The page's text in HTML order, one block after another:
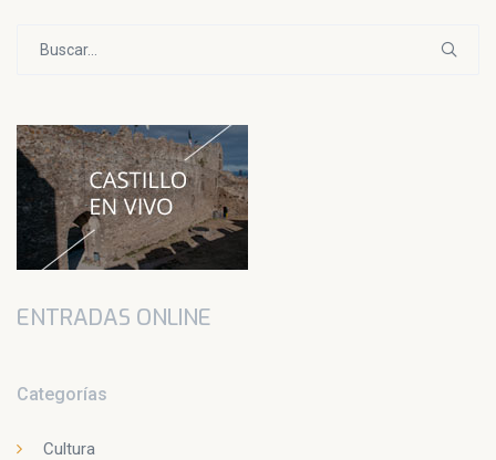
ENTRADAS ONLINE
Categorías
Cultura